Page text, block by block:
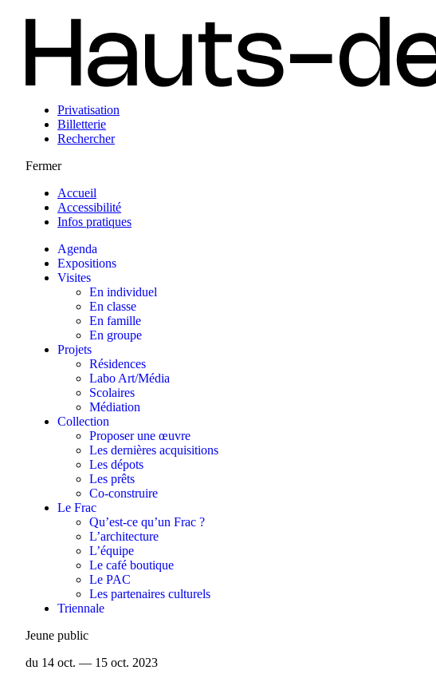
Privatisation
Billetterie
Rechercher
Fermer
Accueil
Accessibilité
Infos pratiques
Agenda
Expositions
Visites
En individuel
En classe
En famille
En groupe
Projets
Résidences
Labo Art/Média
Scolaires
Médiation
Collection
Proposer une œuvre
Les dernières acquisitions
Les dépots
Les prêts
Co-construire
Le Frac
Qu’est-ce qu’un Frac ?
L’architecture
L’équipe
Le café boutique
Le PAC
Les partenaires culturels
Triennale
Jeune public
du 14 oct. — 15 oct. 2023